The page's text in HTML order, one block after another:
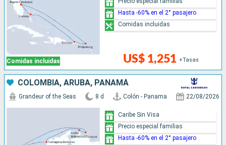
Comidas incluidas US$ 1,251 +Tasas
Hasta -60% en el 2° pasajero
Comidas incluidas
COLOMBIA, ARUBA, PANAMÁ
Grandeur of the Seas 8 d Colón - Panama 22/08/2026
Caribe Sin Visa
Precio especial familias
Hasta -60% en el 2° pasajero